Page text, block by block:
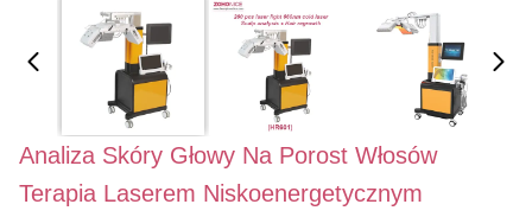
Analiza Skóry Głowy Na Porost Włosów
Terapia Laserem Niskoenergetycznym